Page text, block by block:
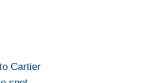
Cartier